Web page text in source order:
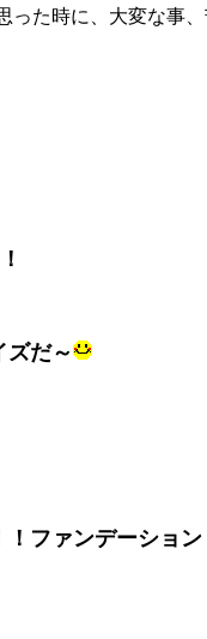
た時に、大変な事、
だ～
！ファンデーシ